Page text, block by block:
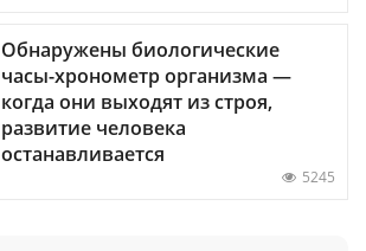
Обнаружены биологические
часы-хронометр организма —
когда они выходят из строя,
развитие человека
останавливается
5245